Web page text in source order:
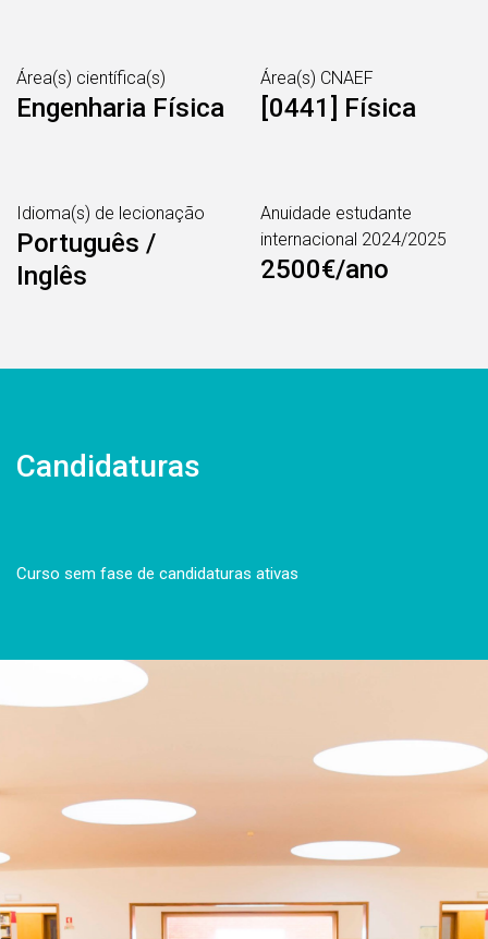
Área(s) científica(s)
Engenharia Física
Área(s) CNAEF
[0441] Física
Idioma(s) de lecionação
Português /
Inglês
Anuidade estudante
internacional 2024/2025
2500€/ano
Candidaturas
Curso sem fase de candidaturas ativas